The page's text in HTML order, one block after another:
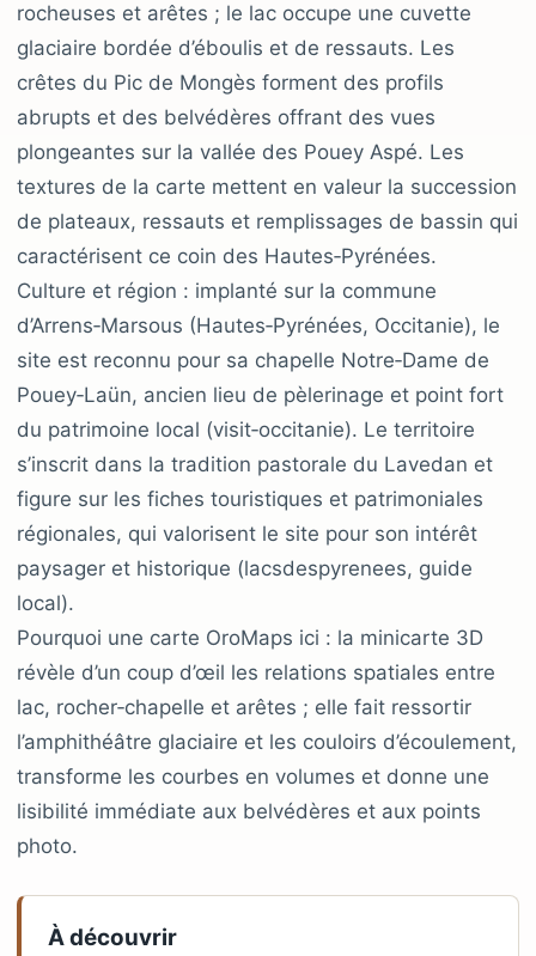
rocheuses et arêtes ; le lac occupe une cuvette
glaciaire bordée d’éboulis et de ressauts. Les
crêtes du Pic de Mongès forment des profils
abrupts et des belvédères offrant des vues
plongeantes sur la vallée des Pouey Aspé. Les
textures de la carte mettent en valeur la succession
de plateaux, ressauts et remplissages de bassin qui
caractérisent ce coin des Hautes‑Pyrénées.
Culture et région : implanté sur la commune
d’Arrens‑Marsous (Hautes‑Pyrénées, Occitanie), le
site est reconnu pour sa chapelle Notre‑Dame de
Pouey‑Laün, ancien lieu de pèlerinage et point fort
du patrimoine local (visit‑occitanie). Le territoire
s’inscrit dans la tradition pastorale du Lavedan et
figure sur les fiches touristiques et patrimoniales
régionales, qui valorisent le site pour son intérêt
paysager et historique (lacsdespyrenees, guide
local).
Pourquoi une carte OroMaps ici : la minicarte 3D
révèle d’un coup d’œil les relations spatiales entre
lac, rocher‑chapelle et arêtes ; elle fait ressortir
l’amphithéâtre glaciaire et les couloirs d’écoulement,
transforme les courbes en volumes et donne une
lisibilité immédiate aux belvédères et aux points
photo.
À découvrir